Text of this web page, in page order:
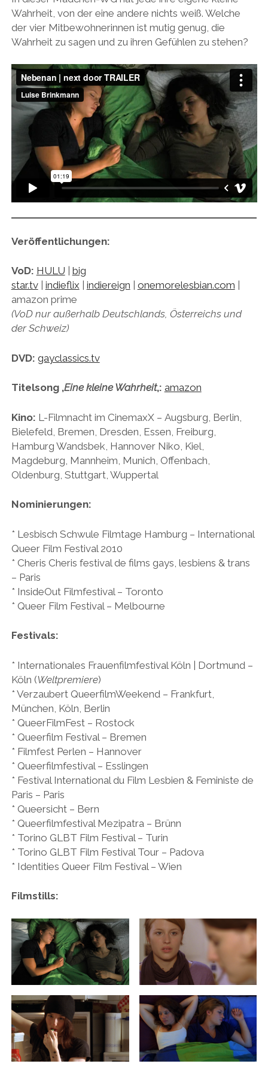
KALT KÜSSEN
COURTAGE
NEBENAN
SOUP OF THE DAY
EVA
12 MAL JULI
MR RIGHT NOW (AT)
ENGLISH
Wahrheit, von der eine andere nichts weiß. Welche
der vier Mitbewohnerinnen ist mutig genug, die
Wahrheit zu sagen und zu ihren Gefühlen zu stehen?
Veröffentlichungen:
VoD: HULU
big
star.tv| indieflix indiereign onemorelesbian.com
amazon prime
(VoD nur außerhalb Deutschlands, Österreichs und
der Schweiz)
DVD: gayclassics.tv
Titelsong ‚Eine kleine Wahrheit‚: amazon
Kino: L-Filmnacht im CinemaxX – Augsburg, Berlin,
Bielefeld, Bremen, Dresden, Essen, Freiburg,
Hamburg Wandsbek, Hannover Niko, Kiel,
Magdeburg, Mannheim, Munich, Offenbach,
Oldenburg, Stuttgart, Wuppertal
Nominierungen:
* Lesbisch Schwule Filmtage Hamburg – International
Queer Film Festival 2010
* Cheris Cheris festival de films gays, lesbiens & trans
– Paris
* InsideOut Filmfestival – Toronto
* Queer Film Festival – Melbourne
Festivals:
* Internationales Frauenfilmfestival Köln | Dortmund –
Köln (Weltpremiere)
* Verzaubert QueerfilmWeekend – Frankfurt,
München, Köln, Berlin
* QueerFilmFest – Rostock
* Queerfilm Festival – Bremen
* Filmfest Perlen – Hannover
* Queerfilmfestival – Esslingen
* Festival International du Film Lesbien & Feministe de
Paris – Paris
* Queersicht – Bern
* Queerfilmfestival Mezipatra – Brünn
* Torino GLBT Film Festival – Turin
* Torino GLBT Film Festival Tour – Padova
* Identities Queer Film Festival – Wien
Filmstills: